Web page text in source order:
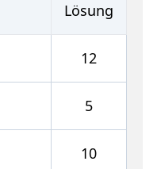
Lösung
12
5
10